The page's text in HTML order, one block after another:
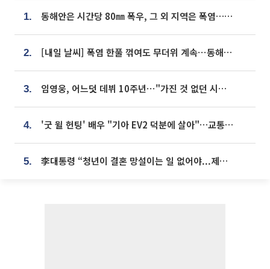
1. 동해안은 시간당 80㎜ 폭우, 그 외 지역은 폭염…‘극과 극 날씨’
2. [내일 날씨] 폭염 한풀 꺾여도 무더위 계속⋯동해안 이틀 연속 비
3. 임영웅, 어느덧 데뷔 10주년⋯"가진 것 없던 시절, 내 앞엔 20명의 팬뿐"
4. '굿 윌 헌팅' 배우 "기아 EV2 덕분에 살아"…교통사고 후 안전성 극찬
5. 李대통령 “청년이 결혼 망설이는 일 없어야...제도상 불이익 조사”